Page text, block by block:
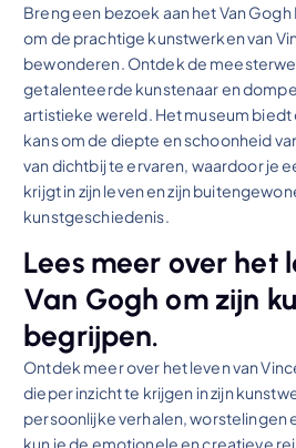
Breng een bezoek aan het Van
om de prachtige kunstwerken van
bewonderen. Ontdek de
getalenteerde kunstenaar en
artistieke wereld. Het museum
kans om de diepte en schoonheid
van dichtbij te ervaren, waardoor je
krijgt in zijn leven en zijn
kunstgeschiedenis.
Lees meer over het
Van Gogh om zijn
begrijpen.
Ontdek meer over het leven van
dieper inzicht te krijgen in zijn
persoonlijke verhalen, worstelingen
kun je de emotionele en creatieve